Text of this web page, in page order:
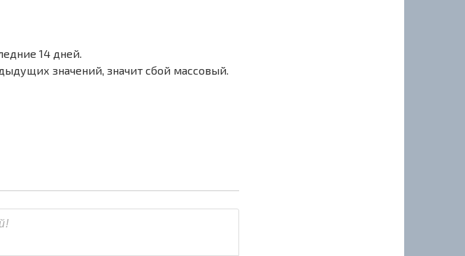
14 дней.
значений, значит сбой массовый.